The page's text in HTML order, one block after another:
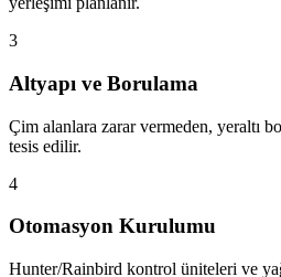
3
Altyapı ve Borulama
Çim alanlara zarar vermeden, yeraltı
tesis edilir.
4
Otomasyon Kurulumu
Hunter/Rainbird kontrol üniteleri ve